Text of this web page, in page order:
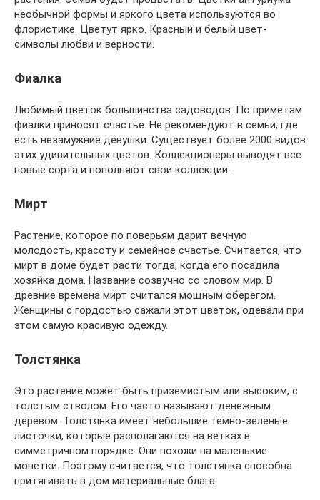
необычной формы и яркого цвета используются во
флористике. Цветут ярко. Красный и белый цвет-
символы любви и верности.
Фиалка
Любимый цветок большинства садоводов. По приметам
фиалки приносят счастье. Не рекомендуют в семьи, где
есть незамужние девушки. Существует более 2000 видов
этих удивительных цветов. Коллекционеры выводят все
новые сорта и пополняют свои коллекции.
Мирт
Растение, которое по поверьям дарит вечную
молодость, красоту и семейное счастье. Считается, что
мирт в доме будет расти тогда, когда его посадила
хозяйка дома. Название созвучно со словом мир. В
древние времена мирт считался мощным оберегом.
Женщины с гордостью сажали этот цветок, одевали при
этом самую красивую одежду.
Толстянка
Это растение может быть приземистым или высоким, с
толстым стволом. Его часто называют денежным
деревом. Толстянка имеет небольшие темно-зеленые
листочки, которые располагаются на ветках в
симметричном порядке. Они похожи на маленькие
монетки. Поэтому считается, что толстянка способна
притягивать в дом материальные блага.